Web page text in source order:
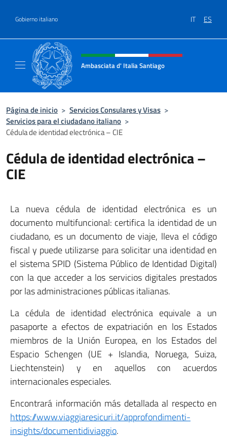
Gobierno italiano IT ES
Encabezado del sitio web,
Ambasciata d' Italia Santiago
Página de inicio > Servicios Consulares y Visas >
Servicios para el ciudadano italiano >
Cédula de identidad electrónica – CIE
Cédula de identidad electrónica –
CIE
La nueva cédula de identidad electrónica es un
documento multifuncional: certifica la identidad de un
ciudadano, es un documento de viaje, lleva el código
fiscal y puede utilizarse para solicitar una identidad en
el sistema SPID (Sistema Público de Identidad Digital)
con la que acceder a los servicios digitales prestados
por las administraciones públicas italianas.
La cédula de identidad electrónica equivale a un
pasaporte a efectos de expatriación en los Estados
miembros de la Unión Europea, en los Estados del
Espacio Schengen (UE + Islandia, Noruega, Suiza,
Liechtenstein) y en aquellos con acuerdos
internacionales especiales.
Encontrará información más detallada al respecto en
https://www.viaggiaresicuri.it/approfondimenti-
insights/documentidiviaggio.